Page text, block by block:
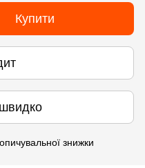
Купити
знижки